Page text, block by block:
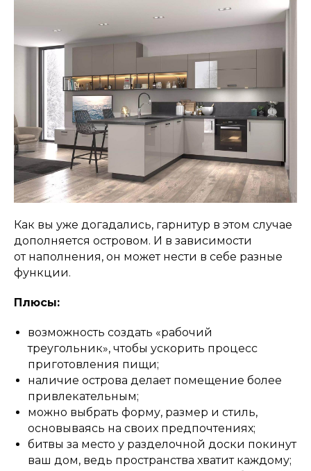
Как вы уже догадались, гарнитур в этом случае
дополняется островом. И в зависимости
от наполнения, он может нести в себе разные
функции.
Плюсы:
возможность создать «рабочий
треугольник», чтобы ускорить процесс
приготовления пищи;
наличие острова делает помещение более
привлекательным;
можно выбрать форму, размер и стиль,
основываясь на своих предпочтениях;
битвы за место у разделочной доски покинут
ваш дом, ведь пространства хватит каждому;